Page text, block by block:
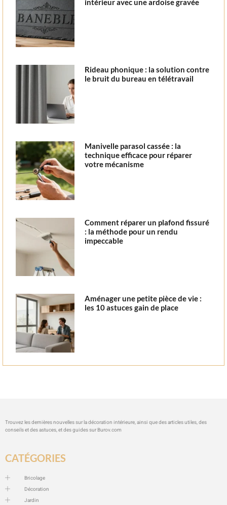
intérieur avec une ardoise gravée
Rideau phonique : la solution contre
le bruit du bureau en télétravail
Manivelle parasol cassée : la
technique efficace pour réparer
votre mécanisme
Comment réparer un plafond fissuré
: la méthode pour un rendu
impeccable
Aménager une petite pièce de vie :
les 10 astuces gain de place
Trouvez les dernières nouvelles sur la décoration intérieure, ainsi que des articles utiles, des
conseils et des astuces, et des guides sur Burov.com
CATÉGORIES
Bricolage
Décoration
Jardin